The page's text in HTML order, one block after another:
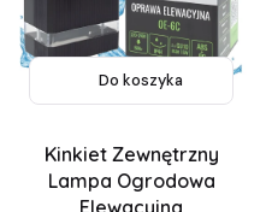
Do koszyka
Kinkiet Zewnętrzny
Lampa Ogrodowa
Elewacyjna